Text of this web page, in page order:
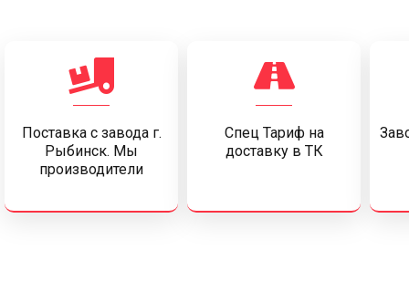
Поставка c завода г.
Рыбинск. Мы
производители
Спец Тариф на
доставку в ТК